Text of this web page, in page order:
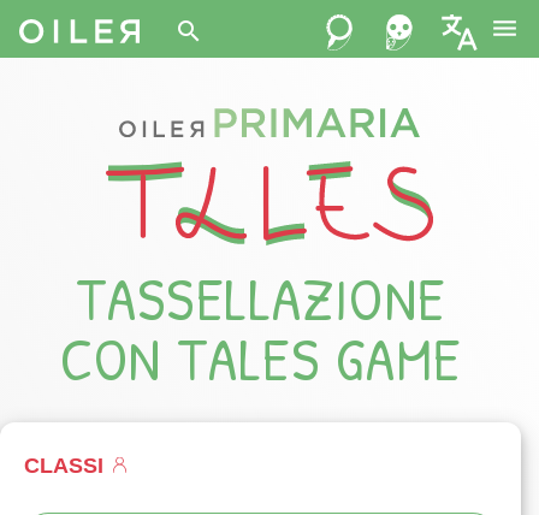
search menu
TASSELLAZIONE
CON TALES GAME
CLASSI